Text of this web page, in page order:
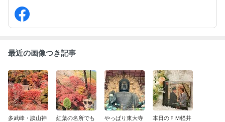
最近の画像つき記事
多武峰・談山神
紅葉の名所でも
やっぱり東大寺
本日のＦＭ軽井